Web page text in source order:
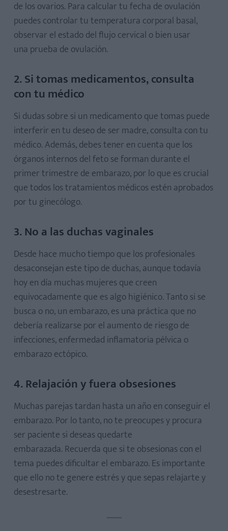
de los ovarios. Para calcular tu fecha de ovulación
puedes controlar tu temperatura corporal basal,
observar el estado del flujo cervical o bien usar
una prueba de ovulación.
2. Si tomas medicamentos, consulta
con tu médico
Si dudas sobre si un medicamento que tomas puede
interferir en tu deseo de ser madre, consulta con tu
médico. Además, debes tener en cuenta que los
órganos internos del feto se forman durante el
primer trimestre de embarazo, por lo que es crucial
que todos los tratamientos médicos estén aprobados
por tu ginecólogo.
3. No a las duchas vaginales
Desde hace mucho tiempo que los profesionales
desaconsejan este tipo de duchas, aunque todavía
hoy en día muchas mujeres que creen
equivocadamente que es algo higiénico. Tanto si se
busca o no, un embarazo, es una práctica que no
debería realizarse por el aumento de riesgo de
infecciones, enfermedad inflamatoria pélvica o
embarazo ectópico.
4. Relajación y fuera obsesiones
Muchas parejas tardan hasta un año en conseguir el
embarazo. Por lo tanto, no te preocupes y procura
ser paciente si deseas quedarte
embarazada. Recuerda que si te obsesionas con el
tema puedes dificultar el embarazo. Es importante
que ello no te genere estrés y que sepas relajarte y
desestresarte.
..........